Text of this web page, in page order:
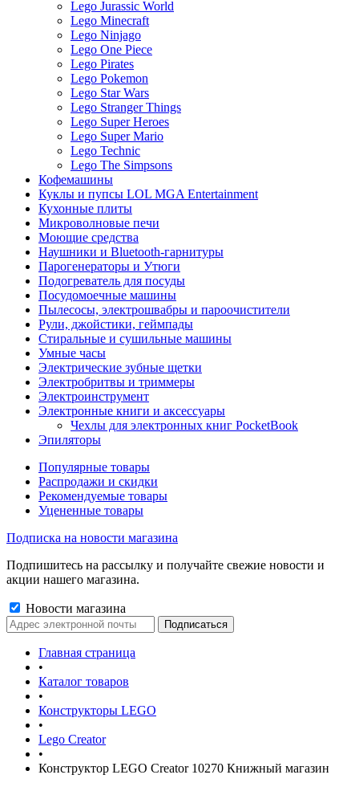
Lego Jurassic World
Lego Minecraft
Lego Ninjago
Lego One Piece
Lego Pirates
Lego Pokemon
Lego Star Wars
Lego Stranger Things
Lego Super Heroes
Lego Super Mario
Lego Technic
Lego The Simpsons
Кофемашины
Куклы и пупсы LOL MGA Entertainment
Кухонные плиты
Микроволновые печи
Моющие средства
Наушники и Bluetooth-гарнитуры
Парогенераторы и Утюги
Подогреватель для посуды
Посудомоечные машины
Пылесосы, электрошвабры и пароочистители
Рули, джойстики, геймпады
Стиральные и сушильные машины
Умные часы
Электрические зубные щетки
Электробритвы и триммеры
Электроинструмент
Электронные книги и аксессуары
Чехлы для электронных книг PocketBook
Эпиляторы
Популярные товары
Распродажи и скидки
Рекомендуемые товары
Уцененные товары
Подписка на новости магазина
Подпишитесь на рассылку и получайте свежие новости и
акции нашего магазина.
Новости магазина
Главная страница
•
Каталог товаров
•
Конструкторы LEGO
•
Lego Creator
•
Конструктор LEGO Creator 10270 Книжный магазин